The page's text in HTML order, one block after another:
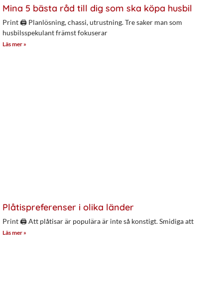
Mina 5 bästa råd till dig som ska köpa husbil
Print 🖨 Planlösning, chassi, utrustning. Tre saker man som
husbilsspekulant främst fokuserar
Läs mer »
Plåtispreferenser i olika länder
Print 🖨 Att plåtisar är populära är inte så konstigt. Smidiga att
Läs mer »